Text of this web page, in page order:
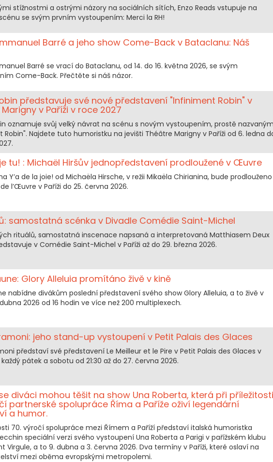
stížnostmi a ostrými názory na sociálních sítích, Enzo Reads vstupuje na
se svým prvním vystoupením: Merci la RH!
Barré a jeho show Come-Back v Bataclanu: Náš
Barré se vrací do Bataclanu, od 14. do 16. května 2026, se svým
Come-Back. Přečtěte si náš názor.
představuje své nové představení "Infiniment Robin" v
v Paříži v roce 2027
oznamuje svůj velký návrat na scénu s novým vystoupením, prostě
Robin". Najdete tuto humoristku na jevišti Théâtre Marigny v Paříži od 6. ledna
tu! : Michaël Hiršův jednopředstavení prodloužené v Œuvre
Y’a de la joie! od Michaëla Hirsche, v režii Mikaëla Chirianina, bude prodlouženo
l’Œuvre v Paříži do 25. června 2026.
samostatná scénka v Divadle Comédie Saint-Michel
rituálů, samostatná inscenace napsaná a interpretovaná Matthiasem Deux
v Comédie Saint-Michel v Paříži až do 29. března 2026.
Glory Alleluia promítáno živě v kině
nabídne divákům poslední představení svého show Glory Alleluia, a to živě v
2026 od 16 hodin ve více než 200 multiplexech.
jeho stand-up vystoupení v Petit Palais des Glaces
představí své představení Le Meilleur et le Pire v Petit Palais des Glaces v
pátek a sobotu od 21:30 až do 27. června 2026.
diváci mohou těšit na show Una Roberta, která při příležitosti
partnerské spolupráce Říma a Paříže oživí legendární
a humor.
70. výročí spolupráce mezi Římem a Paříží představí italská humoristka
speciální verzi svého vystoupení Una Roberta a Parigi v pařížském klubu
Virgule, a to 9. dubna a 3. června 2026. Dva termíny v Paříži, které oslaví na
mezi oběma evropskými metropolemi.